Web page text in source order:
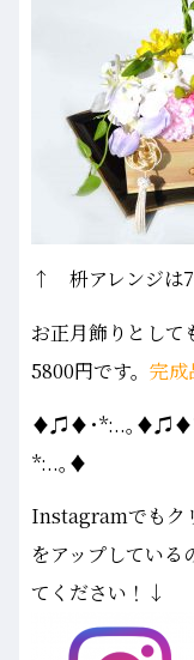
↑ 枡アレンジは
お正月飾りとし
5800円です。 完
♦♫♦･*:..｡♦♫♦*
*:..｡♦
Instagramでもク
をアップしている
てください！